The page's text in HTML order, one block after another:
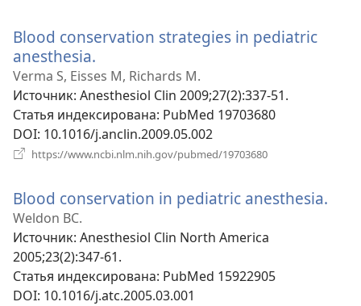
окне)
Blood conservation strategies in pediatric
anesthesia.
в
новом
окне)
Verma S, Eisses M, Richards M.
Источник‎: Anesthesiol Clin 2009;27(2):337-51.
Статья индексирована‎: PubMed 19703680
DOI‎: 10.1016/j.anclin.2009.05.002
https://www.ncbi.nlm.nih.gov/pubmed/19703680
окне)
Blood conservation in pediatric anesthesia.
Weldon BC.
Источник‎: Anesthesiol Clin North America
2005;23(2):347-61.
Статья индексирована‎: PubMed 15922905
DOI‎: 10.1016/j.atc.2005.03.001